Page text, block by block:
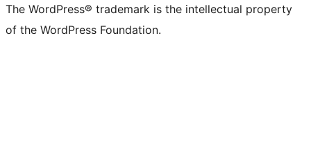
The WordPress® trademark is the intellectual property
of the WordPress Foundation.